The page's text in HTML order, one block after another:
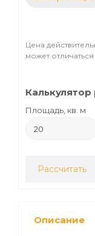
Цена
может
Площадь, кв. м
Рассчитать
Описание